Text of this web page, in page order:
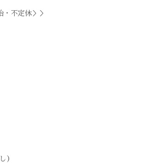
不定休＞＞
）